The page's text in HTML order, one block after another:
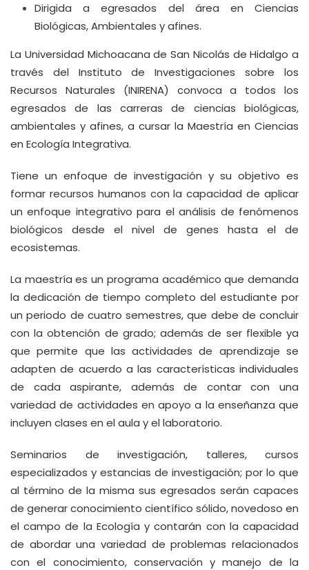
Dirigida a egresados del área en Ciencias
Biológicas, Ambientales y afines.
La Universidad Michoacana de San Nicolás de Hidalgo a
través del Instituto de Investigaciones sobre los
Recursos Naturales (INIRENA) convoca a todos los
egresados de las carreras de ciencias biológicas,
ambientales y afines, a cursar la Maestría en Ciencias
en Ecología Integrativa.
Tiene un enfoque de investigación y su objetivo es
formar recursos humanos con la capacidad de aplicar
un enfoque integrativo para el análisis de fenómenos
biológicos desde el nivel de genes hasta el de
ecosistemas.
La maestría es un programa académico que demanda
la dedicación de tiempo completo del estudiante por
un periodo de cuatro semestres, que debe de concluir
con la obtención de grado; además de ser flexible ya
que permite que las actividades de aprendizaje se
adapten de acuerdo a las características individuales
de cada aspirante, además de contar con una
variedad de actividades en apoyo a la enseñanza que
incluyen clases en el aula y el laboratorio.
Seminarios de investigación, talleres, cursos
especializados y estancias de investigación; por lo que
al término de la misma sus egresados serán capaces
de generar conocimiento científico sólido, novedoso en
el campo de la Ecología y contarán con la capacidad
de abordar una variedad de problemas relacionados
con el conocimiento, conservación y manejo de la